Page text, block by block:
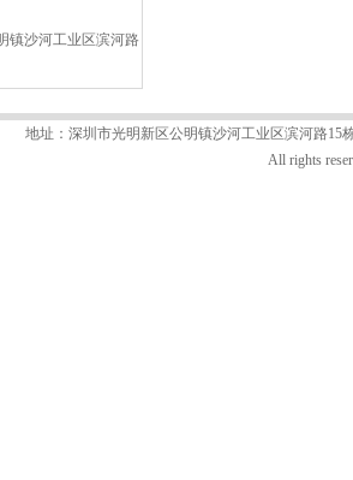
镇沙河工业区滨河路
地址：深圳市光明新区公明镇沙河工业区滨河路15
All rights